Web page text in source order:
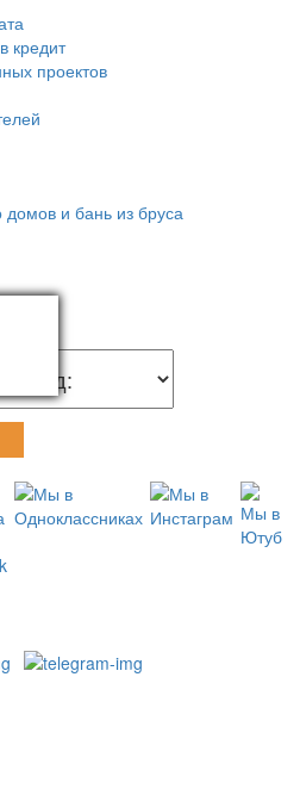
кредит
проектов